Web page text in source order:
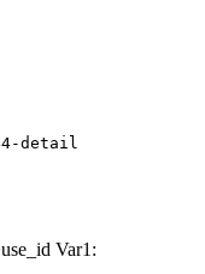
detail
Var1: